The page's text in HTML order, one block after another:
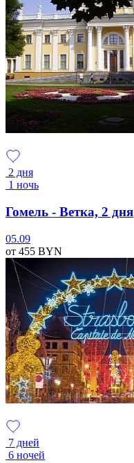
2 дня
1 ночь
Гомель - Ветка, 2 дня
05.09
от 455 BYN
7 дней
6 ночей